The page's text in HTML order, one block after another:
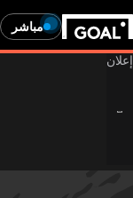
مباشر